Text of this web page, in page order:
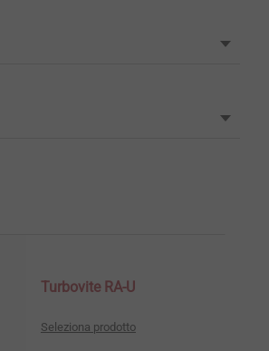
Turbovite RA-U
Seleziona prodotto